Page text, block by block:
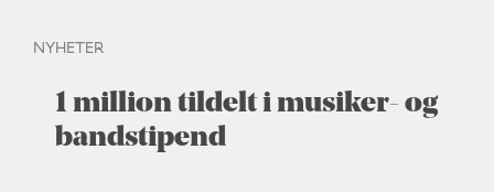
NYHETER
1 million tildelt i musiker- og
bandstipend